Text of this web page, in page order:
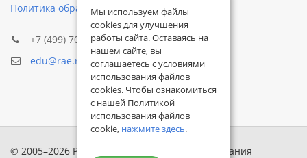
Политика обработки персональных данных
+7 (499) 705-72-30
edu@rae.ru
© 2005–2026 Российская академия естествознания
Мы используем файлы
cookies для улучшения
работы сайта. Оставаясь на
нашем сайте, вы
соглашаетесь с условиями
использования файлов
cookies. Чтобы ознакомиться
с нашей Политикой
использования файлов
cookie, нажмите здесь.